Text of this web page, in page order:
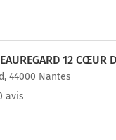
44000 Nantes
avis